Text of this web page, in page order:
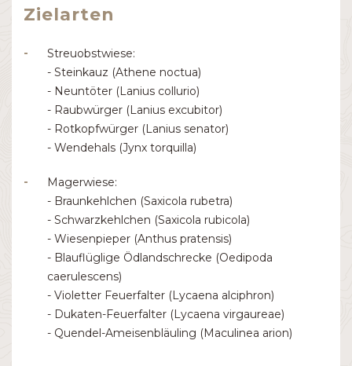
Zielarten
Streuobstwiese:
- Steinkauz (Athene noctua)
- Neuntöter (Lanius collurio)
- Raubwürger (Lanius excubitor)
- Rotkopfwürger (Lanius senator)
- Wendehals (Jynx torquilla)
Magerwiese:
- Braunkehlchen (Saxicola rubetra)
- Schwarzkehlchen (Saxicola rubicola)
- Wiesenpieper (Anthus pratensis)
- Blauflüglige Ödlandschrecke (Oedipoda
caerulescens)
- Violetter Feuerfalter (Lycaena alciphron)
- Dukaten-Feuerfalter (Lycaena virgaureae)
- Quendel-Ameisenbläuling (Maculinea arion)